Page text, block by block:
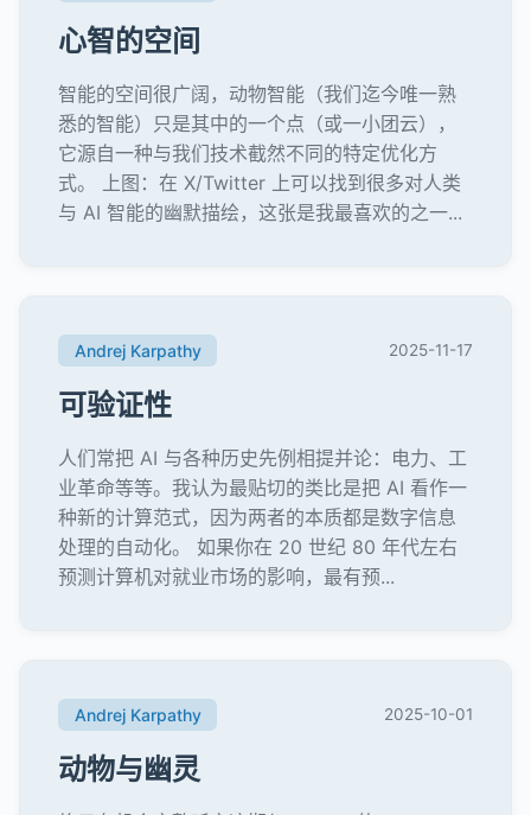
心智的空间
智能的空间很广阔，动物智能（我们迄今唯一熟
悉的智能）只是其中的一个点（或一小团云），
它源自一种与我们技术截然不同的特定优化方
式。 上图：在 X/Twitter 上可以找到很多对人类
与 AI 智能的幽默描绘，这张是我最喜欢的之一...
Andrej Karpathy 2025-11-17
可验证性
人们常把 AI 与各种历史先例相提并论：电力、工
业革命等等。我认为最贴切的类比是把 AI 看作一
种新的计算范式，因为两者的本质都是数字信息
处理的自动化。 如果你在 20 世纪 80 年代左右
预测计算机对就业市场的影响，最有预...
Andrej Karpathy 2025-10-01
动物与幽灵